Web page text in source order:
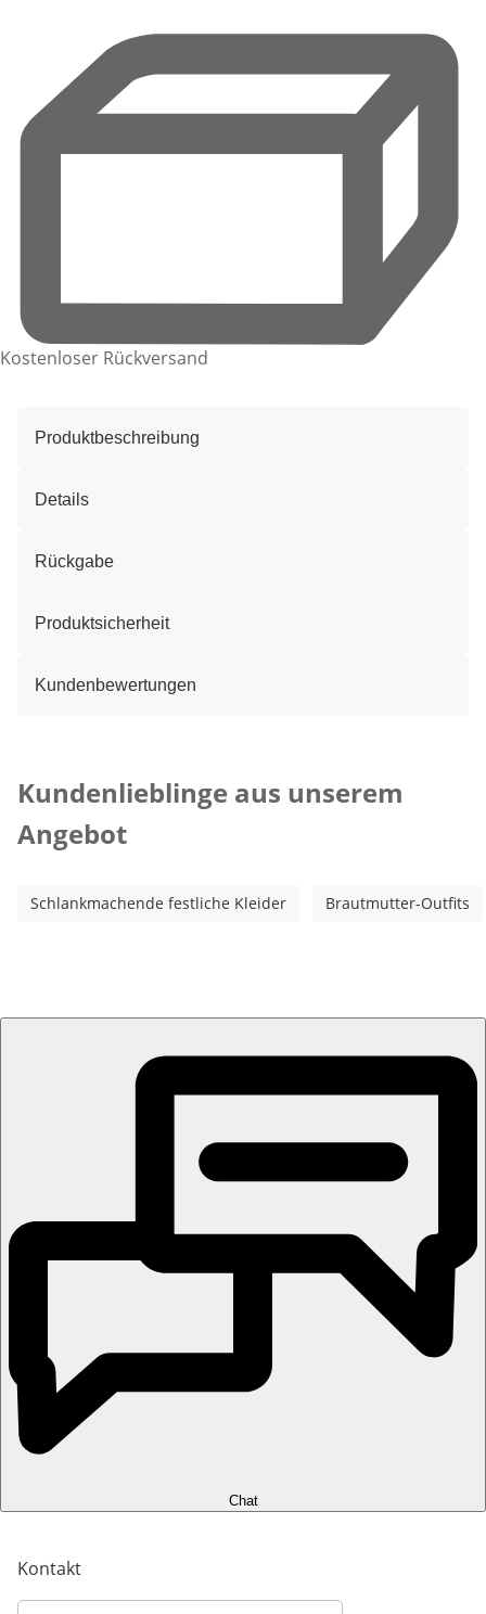
Kostenloser Rückversand
Produktbeschreibung
Details
Rückgabe
Produktsicherheit
Kundenbewertungen
Kundenlieblinge aus unserem
Angebot
Schlankmachende festliche Kleider Brautmutter-Outfits
Chat
Kontakt